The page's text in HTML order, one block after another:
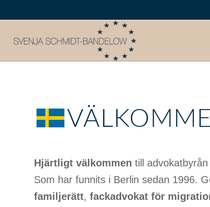
Hjärtligt välkommen till
Som har funnits i Berlin sedan 1996.
familjerätt, fackadvokat för